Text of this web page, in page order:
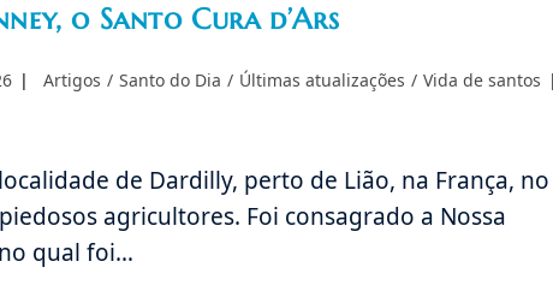
o Santo Cura d’Ars
Categoria
Artigos / Santo do Dia / Últimas atualizações / Vida de santos
de Dardilly, perto de Lião, na França, no
agricultores. Foi consagrado a Nossa
qual foi…